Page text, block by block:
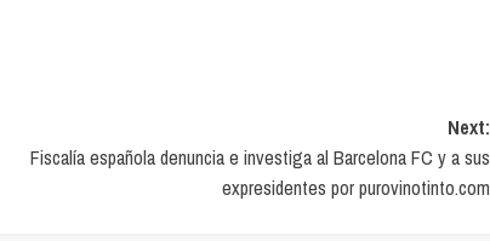
Next:
Fiscalía española denuncia e investiga al Barcelona FC y a sus
expresidentes por purovinotinto.com